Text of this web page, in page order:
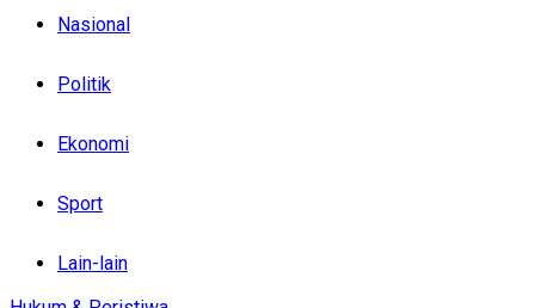
Nasional
Politik
Ekonomi
Sport
Lain-lain